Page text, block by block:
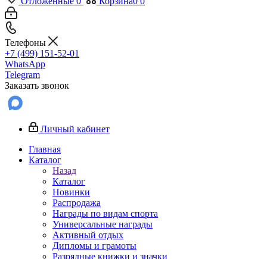
Телефоны
+7 (499) 151-52-01
WhatsApp
Telegram
Заказать звонок
Личный кабинет
Главная
Каталог
Назад
Каталог
Новинки
Распродажа
Награды по видам спорта
Универсальные награды
Активный отдых
Дипломы и грамоты
Разрядные книжки и значки